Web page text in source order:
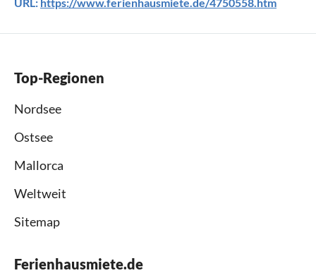
Top-Regionen
Nordsee
Ostsee
Mallorca
Weltweit
Sitemap
Ferienhausmiete.de